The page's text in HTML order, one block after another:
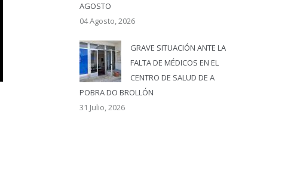
AGOSTO
04 Agosto, 2026
GRAVE SITUACIÓN ANTE LA
FALTA DE MÉDICOS EN EL
CENTRO DE SALUD DE A
POBRA DO BROLLÓN
31 Julio, 2026